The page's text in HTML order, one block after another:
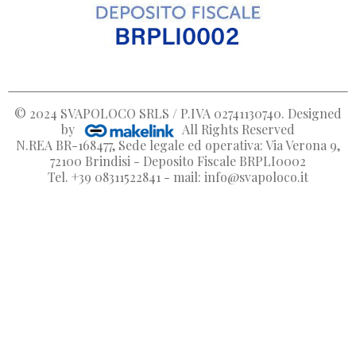
© 2024 SVAPOLOCO SRLS / P.IVA 02741130740. Designed
by
All Rights Reserved
N.REA BR-168477, Sede legale ed operativa: Via Verona 9,
72100 Brindisi - Deposito Fiscale BRPLI0002
Tel. +39 08311522841 - mail: info@svapoloco.it